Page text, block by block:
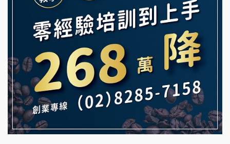
鮮茶道加盟說明會
【曉妍美妝】誠徵行政櫃檯
自助洗衣店誠徵代洗收送人員(台中市)
MUSHEN徵SPA美容芳療師
日十。早午食加盟說明會
Mr.Wish加盟說明會
白鬍泡泡 BOHO POPO加盟說明會
雞咕雞咕加盟說明會
TEA TOP加盟說明會
珍好味臭臭鍋加盟說明會